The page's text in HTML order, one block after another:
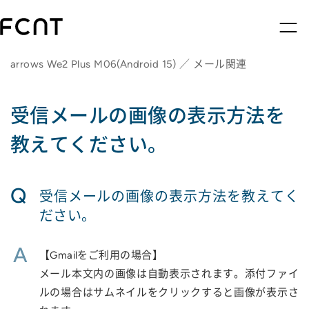
arrows We2 Plus M06(Android 15) ／ メール関連
受信メールの画像の表示方法を
教えてください。
Q
受信メールの画像の表示方法を教えてく
ださい。
A
【Gmailをご利用の場合】
メール本文内の画像は自動表示されます。添付ファイ
ルの場合はサムネイルをクリックすると画像が表示さ